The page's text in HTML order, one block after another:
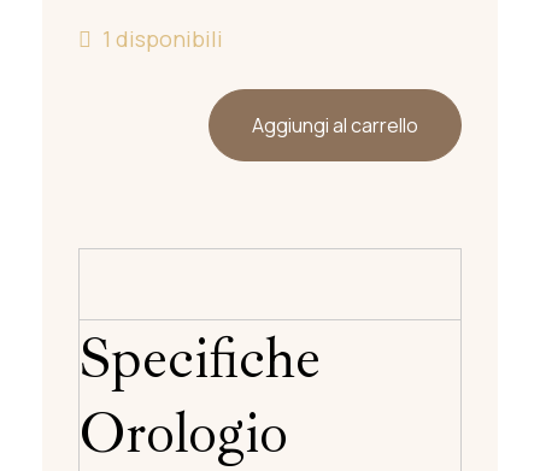
1 disponibili
Aggiungi al carrello
Specifiche
Orologio